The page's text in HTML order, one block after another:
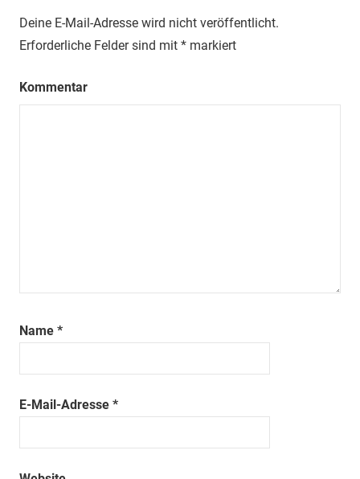
Deine E-Mail-Adresse wird nicht veröffentlicht.
Erforderliche Felder sind mit * markiert
Kommentar
Name *
E-Mail-Adresse *